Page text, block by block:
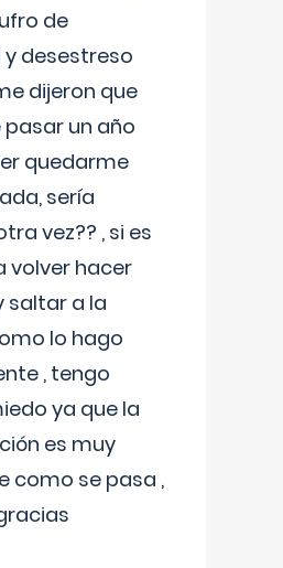
de
desestreso
dijeron que
un año
quedarme
sería
vez?? , si es
volver hacer
saltar a la
lo hago
, tengo
ya que la
es muy
como se pasa ,